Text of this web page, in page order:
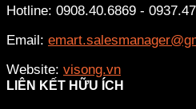
Hotline: 0908.40.6869 -
Email:
Website: visong.vn
LIÊN KẾT HỮU ÍCH